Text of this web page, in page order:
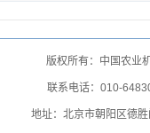
版权所有：中国农
联系电话：010-
地址：北京市朝阳区德